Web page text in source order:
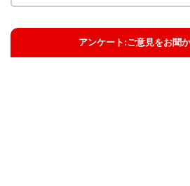
アンケート:ご意見をお聞